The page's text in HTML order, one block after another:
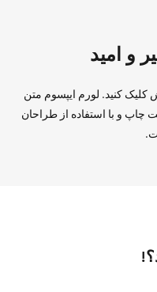
کلیک کنید. لورم ایپسوم متن
چاپ و با استفاده از طراحان